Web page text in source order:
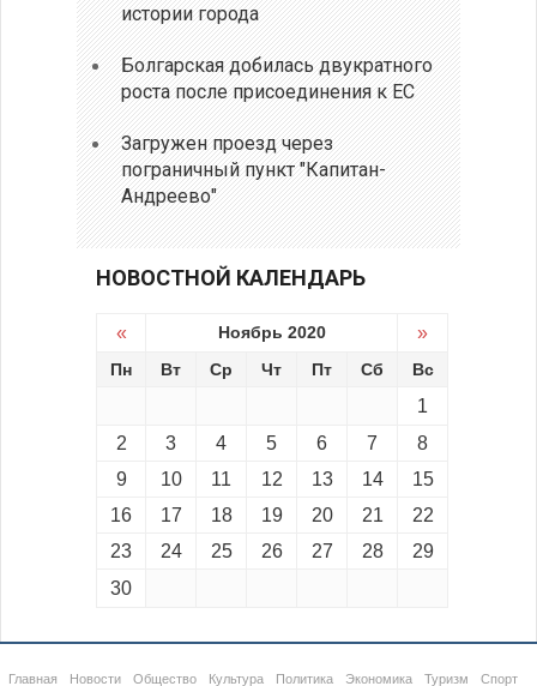
истории города
Болгарская добилась двукратного
роста после присоединения к ЕС
Загружен проезд через
пограничный пункт "Капитан-
Андреево"
НОВОСТНОЙ КАЛЕНДАРЬ
« Ноябрь 2020 »
Пн Вт Ср Чт Пт Сб Вс
1
2
3 4 5 6 7
8
9
10 11 12 13 14
15
16
17 18 19 20 21
22
23
24 25 26 27 28
29
30
Главная Новости Общество Культура Политика Экономика Туризм Спорт